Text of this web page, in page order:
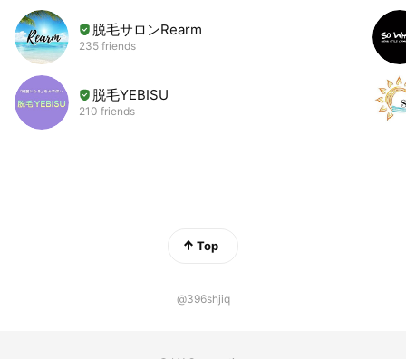
脱毛サロンRearm
235 friends
脱毛YEBISU
210 friends
Top
@396shjiq